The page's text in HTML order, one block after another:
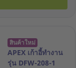
สินค้าใหม่
APEX เก้าอี้ทำงาน
รุ่น DFW-208-1